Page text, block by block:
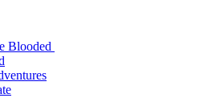
Blooded